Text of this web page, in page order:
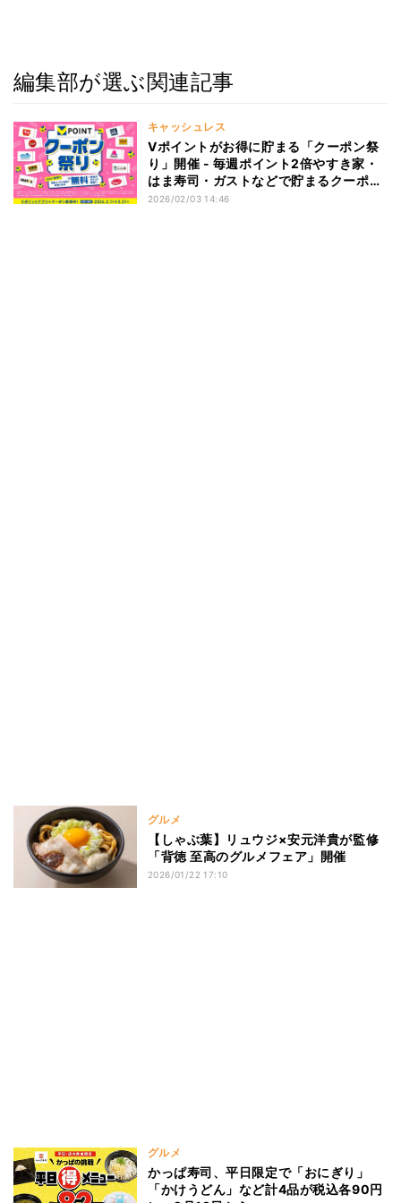
編集部が選ぶ関連記事
キャッシュレス
Vポイントがお得に貯まる「クーポン祭
り」開催 - 毎週ポイント2倍やすき家・
はま寿司・ガストなどで貯まるクーポン
も
2026/02/03 14:46
グルメ
【しゃぶ葉】リュウジ×安元洋貴が監修
「背徳 至高のグルメフェア」開催
2026/01/22 17:10
グルメ
かっぱ寿司、平日限定で「おにぎり」
「かけうどん」など計4品が税込各90円